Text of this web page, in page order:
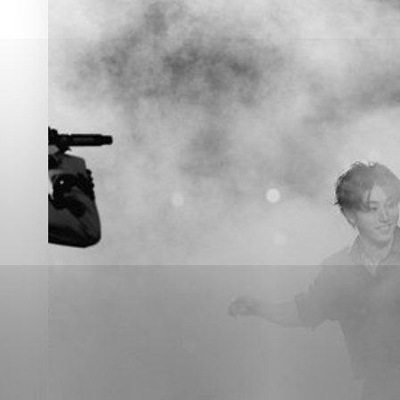
Karanténna stanica Malacky
Sčítanie obyvateľov, domov a bytov
2021
Separovaný zber v meste
Technické cookies
Technické súbory
tým, že umožňujú
stránky. Bez týchto
Analytické cookies
Analytické cookies
aby mohol stránky
možné ich spojiť s